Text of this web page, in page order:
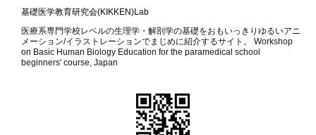
基礎医学教育研究会(KIKKEN)Lab
医療系専門学校レベルの生理学・解剖学の基礎をおもいっきりゆるいアニ
メーション/イラストレーションでまじめに紹介するサイト。 Workshop
on Basic Human Biology Education for the paramedical school
beginners' course, Japan